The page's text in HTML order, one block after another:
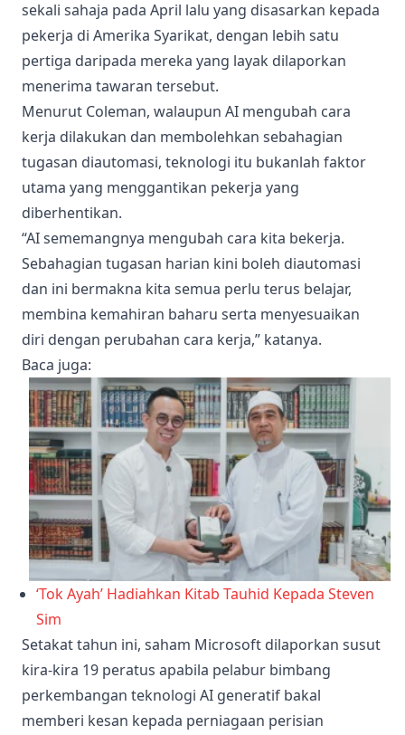
sekali sahaja pada April lalu yang disasarkan kepada
pekerja di Amerika Syarikat, dengan lebih satu
pertiga daripada mereka yang layak dilaporkan
menerima tawaran tersebut.
Menurut Coleman, walaupun AI mengubah cara
kerja dilakukan dan membolehkan sebahagian
tugasan diautomasi, teknologi itu bukanlah faktor
utama yang menggantikan pekerja yang
diberhentikan.
“AI sememangnya mengubah cara kita bekerja.
Sebahagian tugasan harian kini boleh diautomasi
dan ini bermakna kita semua perlu terus belajar,
membina kemahiran baharu serta menyesuaikan
diri dengan perubahan cara kerja,” katanya.
Baca juga:
‘Tok Ayah’ Hadiahkan Kitab Tauhid Kepada Steven
Sim
Setakat tahun ini, saham Microsoft dilaporkan susut
kira-kira 19 peratus apabila pelabur bimbang
perkembangan teknologi AI generatif bakal
memberi kesan kepada perniagaan perisian